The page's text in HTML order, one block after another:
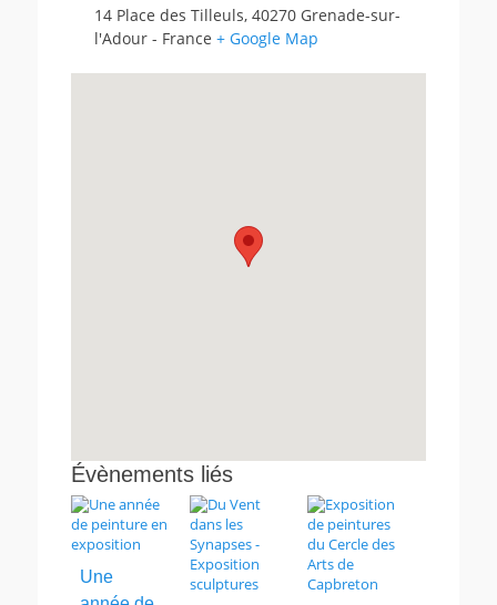
14 Place des Tilleuls, 40270 Grenade-sur-
l'Adour - France + Google Map
Évènements liés
Une